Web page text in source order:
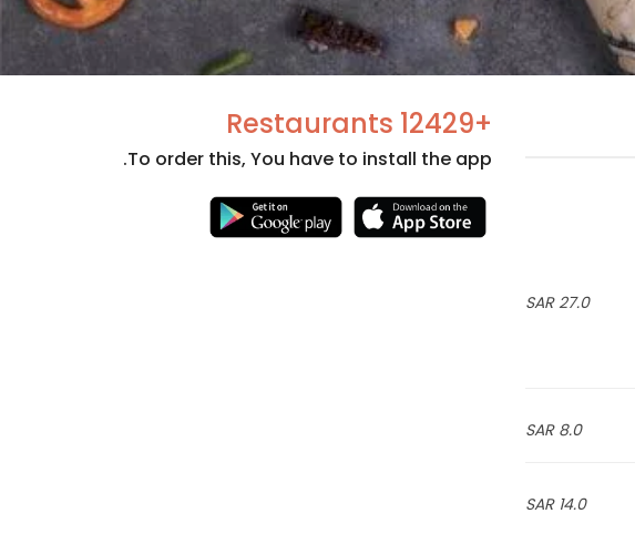
27.0 SAR
8.0 SAR
14.0 SAR
+12429 Restaurants
To order this, You have to install the app.